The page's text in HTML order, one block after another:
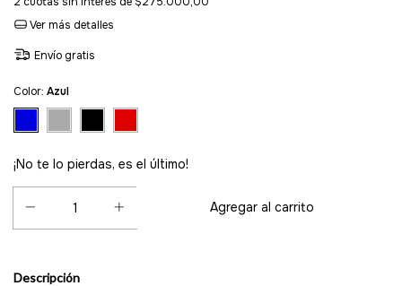
Ver más detalles
Envío gratis
Color: Azul
¡No te lo pierdas, es el último!
Descripción